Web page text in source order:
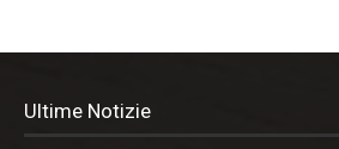
Ultime Notizie